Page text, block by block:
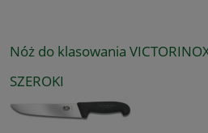
Nóż do klasowania
SZEROKI